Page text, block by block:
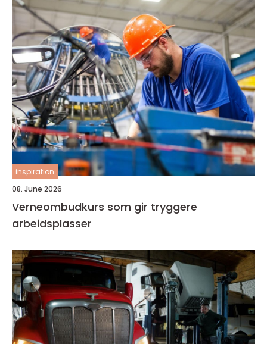
inspiration
08. June 2026
Verneombudkurs som gir tryggere
arbeidsplasser